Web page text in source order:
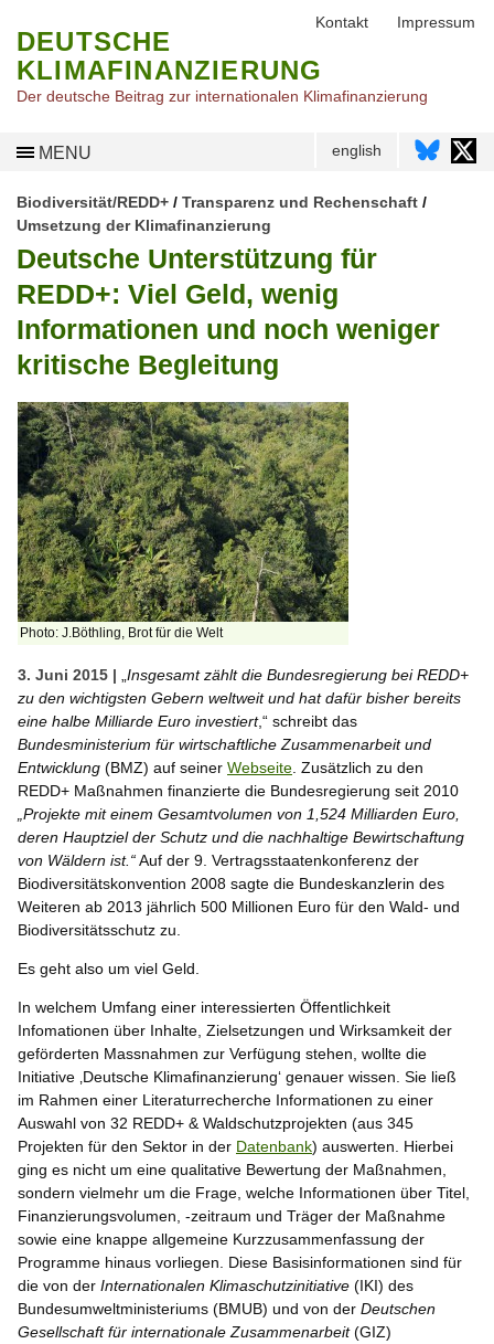
DEUTSCHE
KLIMAFINANZIERUNG
Der deutsche Beitrag zur internationalen Klimafinanzierung
MENU english
Biodiversität/REDD+ / Transparenz und Rechenschaft /
Umsetzung der Klimafinanzierung
Deutsche Unterstützung für
REDD+: Viel Geld, wenig
Informationen und noch weniger
kritische Begleitung
Photo: J.Böthling, Brot für die Welt
3. Juni 2015 | Insgesamt zählt die Bundesregierung beiREDD+
zu den wichtigsten Gebern weltweit und hat dafür bisher bereits
eine halbe Milliarde Euro investiert,“ schreibt das
Bundesministerium für wirtschaftliche Zusammenarbeit und
Entwicklung (BMZ) auf seiner Webseite . Zusätzlich zu den
REDD+ Maßnahmen finanzierte die Bundesregierung seit 2010
„Projekte mit einem Gesamtvolumen von 1,524 Milliarden Euro,
deren Hauptziel der Schutz und die nachhaltige Bewirtschaftung
von Wäldern ist.“Auf der 9. Vertragsstaatenkonferenz der
Biodiversitätskonvention 2008 sagte die Bundeskanzlerin des
Weiteren ab 2013 jährlich 500 Millionen Euro für den Wald- und
Biodiversitätsschutz zu.
Es geht also um viel Geld.
In welchem Umfang einer interessierten Öffentlichkeit
Infomationen über Inhalte, Zielsetzungen und Wirksamkeit der
geförderten Massnahmen zur Verfügung stehen, wollte die
Initiative ‚Deutsche Klimafinanzierung‘ genauer wissen. Sie ließ
im Rahmen einer Literaturrecherche Informationen zu einer
Auswahl von 32 REDD+ & Waldschutzprojekten (aus 345
Projekten für den Sektor in der Datenbank) auswerten. Hierbei
ging es nicht um eine qualitative Bewertung der Maßnahmen,
sondern vielmehr um die Frage, welche Informationen über Titel,
Finanzierungsvolumen, -zeitraum und Träger der Maßnahme
sowie eine knappe allgemeine Kurzzusammenfassung der
Programme hinaus vorliegen. Diese Basisinformationen sind für
die von der Internationalen Klimaschutzinitiative (IKI) des
Bundesumweltministeriums (BMUB) und von der Deutschen
Gesellschaft für internationale Zusammenarbeit(GIZ)
Kontakt Impressum